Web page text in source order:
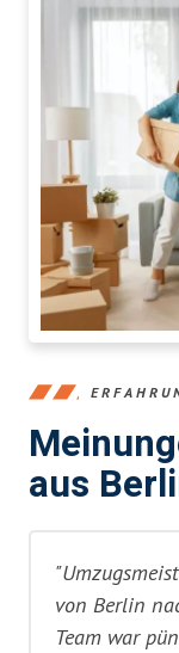
aus
von Berlin
Team war